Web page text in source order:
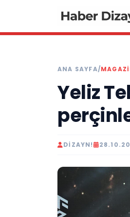
ANA SAYFA/
Yeliz
DIZAYN!